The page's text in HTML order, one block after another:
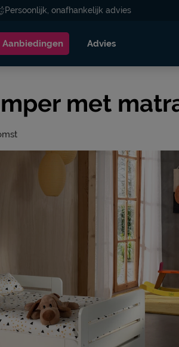
Persoonlijk, onafhankelijk advies
Aanbiedingen Advies
met